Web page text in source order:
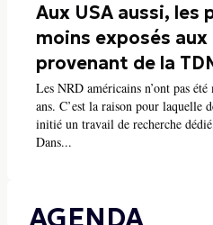
Aux USA aussi,
moins exposés
provenant de la
Les NRD américains n’ont pas
ans. C’est la raison pour laquelle
initié un travail de recherche
Dans...
AGENDA